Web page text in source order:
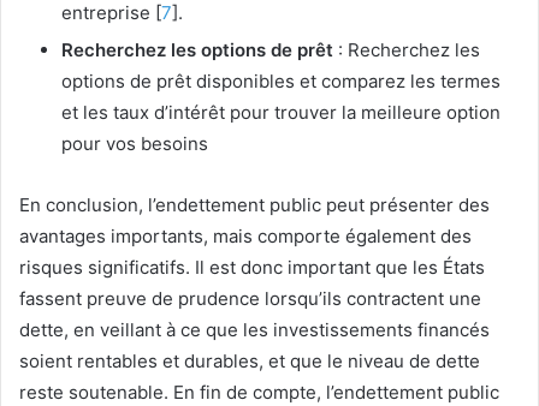
entreprise [7].
Recherchez les options de prêt : Recherchez les
options de prêt disponibles et comparez les termes
et les taux d’intérêt pour trouver la meilleure option
pour vos besoins
En conclusion, l’endettement public peut présenter des
avantages importants, mais comporte également des
risques significatifs. Il est donc important que les États
fassent preuve de prudence lorsqu’ils contractent une
dette, en veillant à ce que les investissements financés
soient rentables et durables, et que le niveau de dette
reste soutenable. En fin de compte, l’endettement public